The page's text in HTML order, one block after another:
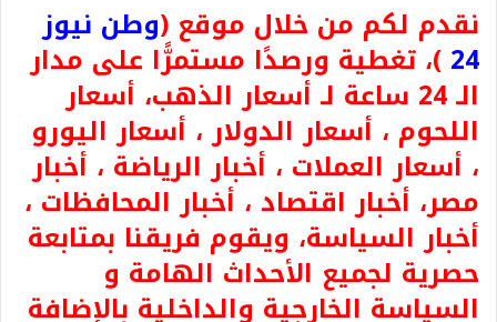
نقدم لكم من خلال موقع (وطن نيوز
24 )، تغطية ورصدًا مستمرًّا على مدار
الـ 24 ساعة لـ أسعار الذهب، أسعار
اللحوم ، أسعار الدولار ، أسعار اليورو
، أسعار العملات ، أخبار الرياضة ، أخبار
مصر، أخبار اقتصاد ، أخبار المحافظات ،
أخبار السياسة، ويقوم فريقنا بمتابعة
حصرية لجميع الأحداث الهامة و
السياسة الخارجية والداخلية بالإضافة